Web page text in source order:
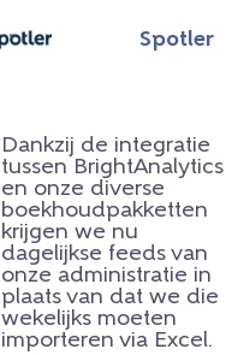
Spotler
Dankzij de integratie
tussen BrightAnalytics
en onze diverse
boekhoudpakketten
krijgen we nu
dagelijkse feeds van
onze administratie in
plaats van dat we die
wekelijks moeten
importeren via Excel.